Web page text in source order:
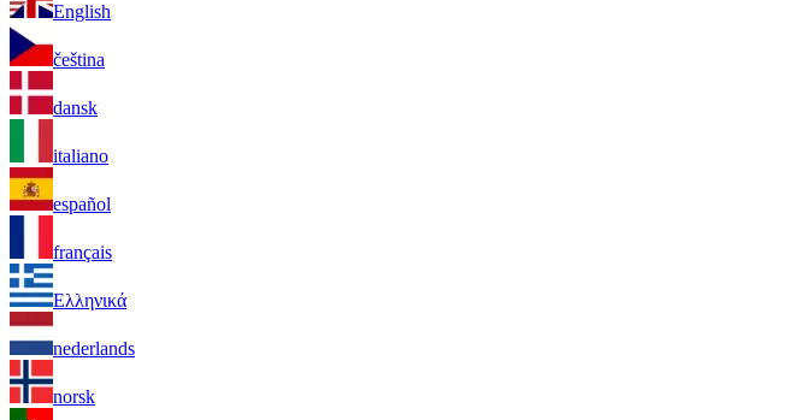
English
čeština
dansk
italiano
español
français
Ελληνικά
nederlands
norsk